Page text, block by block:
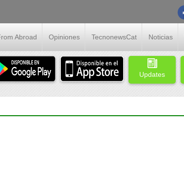
Abroad Opiniones TecnonewsCat Noticias
Updates